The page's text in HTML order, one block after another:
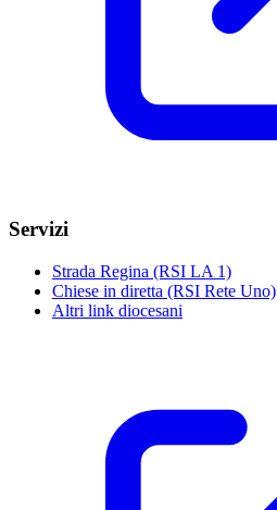
Servizi
Strada Regina (RSI LA 1)
Chiese in diretta (RSI Rete Uno)
Altri link diocesani